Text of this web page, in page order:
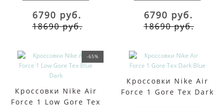
6790 руб.
18690 руб.
6790 руб.
18690 руб.
-65%
Кроссовки Nike Air
Force 1 Low Gore Tex
Кроссовки Nike Air
Force 1 Gore Tex Dark